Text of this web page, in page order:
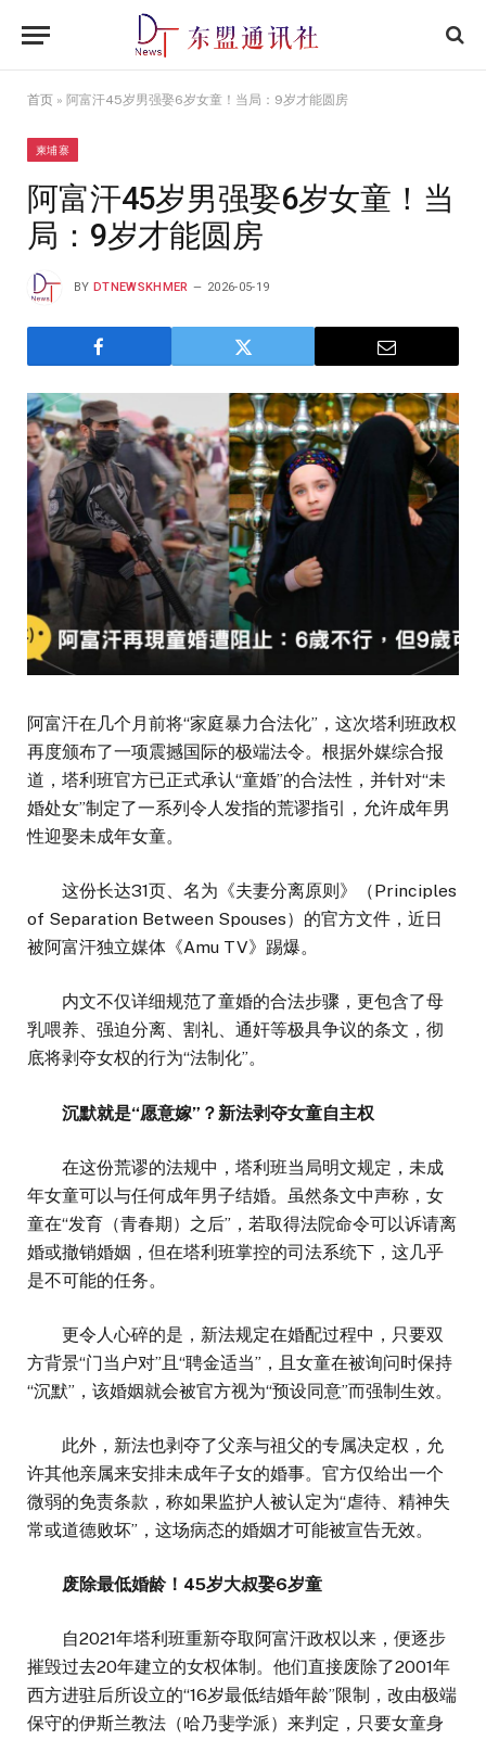
首页 » 阿富汗45岁男强娶6岁女童！当局：9岁才能圆房
柬埔寨
阿富汗45岁男强娶6岁女童！当
局：9岁才能圆房
BY DTNEWSKHMER 2026-05-19
阿富汗在几个月前将“家庭暴力合法化”，这次塔利班政权
再度颁布了一项震撼国际的极端法令。根据外媒综合报
道，塔利班官方已正式承认“童婚”的合法性，并针对“未
婚处女”制定了一系列令人发指的荒谬指引，允许成年男
性迎娶未成年女童。
这份长达31页、名为《夫妻分离原则》（Principles
of Separation Between Spouses）的官方文件，近日
被阿富汗独立媒体《Amu TV》踢爆。
内文不仅详细规范了童婚的合法步骤，更包含了母
乳喂养、强迫分离、割礼、通奸等极具争议的条文，彻
底将剥夺女权的行为“法制化”。
沉默就是“愿意嫁”？新法剥夺女童自主权
在这份荒谬的法规中，塔利班当局明文规定，未成
年女童可以与任何成年男子结婚。虽然条文中声称，女
童在“发育（青春期）之后”，若取得法院命令可以诉请离
婚或撤销婚姻，但在塔利班掌控的司法系统下，这几乎
是不可能的任务。
更令人心碎的是，新法规定在婚配过程中，只要双
方背景“门当户对”且“聘金适当”，且女童在被询问时保持
“沉默”，该婚姻就会被官方视为“预设同意”而强制生效。
此外，新法也剥夺了父亲与祖父的专属决定权，允
许其他亲属来安排未成年子女的婚事。官方仅给出一个
微弱的免责条款，称如果监护人被认定为“虐待、精神失
常或道德败坏”，这场病态的婚姻才可能被宣告无效。
废除最低婚龄！45岁大叔娶6岁童
自2021年塔利班重新夺取阿富汗政权以来，便逐步
摧毁过去20年建立的女权体制。他们直接废除了2001年
西方进驻后所设立的“16岁最低结婚年龄”限制，改由极端
保守的伊斯兰教法（哈乃斐学派）来判定，只要女童身